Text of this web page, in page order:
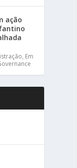
ação
, Em